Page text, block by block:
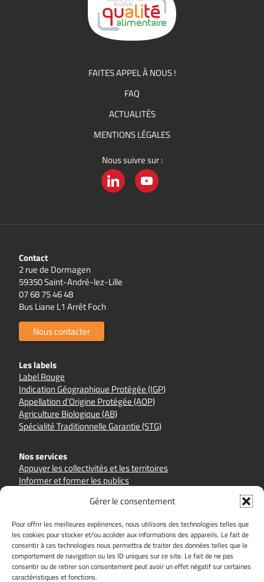
Gérer le consentement
Pour offrir les meilleures expériences, nous utilisons des technologies telles que
les cookies pour stocker et/ou accéder aux informations des appareils. Le fait de
consentir à ces technologies nous permettra de traiter des données telles que le
comportement de navigation ou les ID uniques sur ce site. Le fait de ne pas
consentir ou de retirer son consentement peut avoir un effet négatif sur certaines
caractéristiques et fonctions.
FAITES APPEL À NOUS !
FAQ
ACTUALITÉS
MENTIONS LÉGALES
Nous suivre sur :
Contact
2 rue de Dormagen
59350 Saint-André-lez-Lille
07 68 75 46 48
Bus Liane L1 Arrêt Foch
Nous contacter
Les labels
Label Rouge
Indication Géographique Protégée (IGP)
Appellation d’Origine Protégée (AOP)
Agriculture Biologique (AB)
Spécialité Traditionnelle Garantie (STG)
Nos services
Appuyer les collectivités et les territoires
Informer et former les publics
Sites partenaires
goutezlaqualite.com
inao.gouv.fr